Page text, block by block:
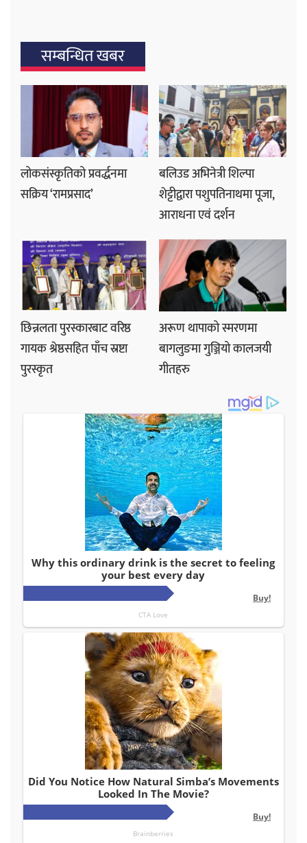
सम्बन्धित खबर
लोकसंस्कृतिको प्रवर्द्धनमा
सक्रिय ‘रामप्रसाद’
बलिउड अभिनेत्री शिल्पा
शेट्टीद्वारा पशुपतिनाथमा पूजा,
आराधना एवं दर्शन
छिन्नलता पुरस्कारबाट वरिष्ठ
गायक श्रेष्ठसहित पाँच स्रष्टा
पुरस्कृत
अरूण थापाको स्मरणमा
बागलुङमा गुञ्जियो कालजयी
गीतहरु